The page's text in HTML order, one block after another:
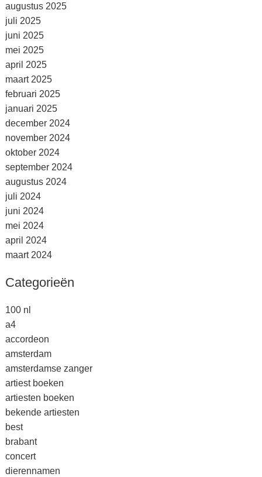
augustus 2025
juli 2025
juni 2025
mei 2025
april 2025
maart 2025
februari 2025
januari 2025
december 2024
november 2024
oktober 2024
september 2024
augustus 2024
juli 2024
juni 2024
mei 2024
april 2024
maart 2024
Categorieën
100 nl
a4
accordeon
amsterdam
amsterdamse zanger
artiest boeken
artiesten boeken
bekende artiesten
best
brabant
concert
dierennamen